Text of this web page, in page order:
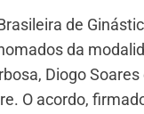
de
da
Diogo Soares
O acordo,